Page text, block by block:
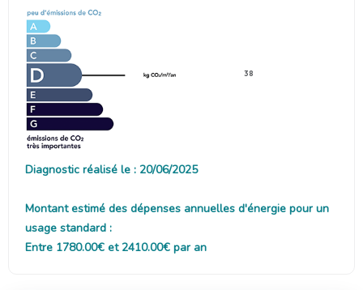
38
Diagnostic réalisé le : 20/06/2025
Montant estimé des dépenses annuelles d'énergie pour un
usage standard :
Entre 1780.00€ et 2410.00€ par an